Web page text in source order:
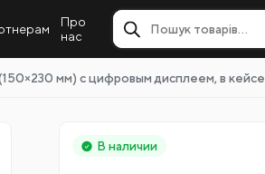
Про
нас
мм) с цифровым дисплеем, в кейсе
В наличии